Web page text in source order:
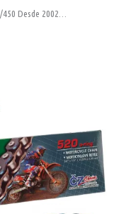
Desde 2002…